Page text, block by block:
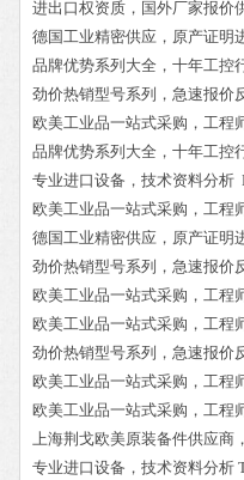
进出口权资质，国外厂家报价
德国工业精密供应，原产证明
品牌优势系列大全，十年工控
劲价热销型号系列，急速报价
欧美工业品一站式采购，工程
品牌优势系列大全，十年工控
专业进口设备，技术资料分析
欧美工业品一站式采购，工程
德国工业精密供应，原产证明
劲价热销型号系列，急速报价
欧美工业品一站式采购，工程
欧美工业品一站式采购，工程
劲价热销型号系列，急速报价
欧美工业品一站式采购，工程
欧美工业品一站式采购，工程
上海荆戈欧美原装备件供应商
专业进口设备，技术资料分析